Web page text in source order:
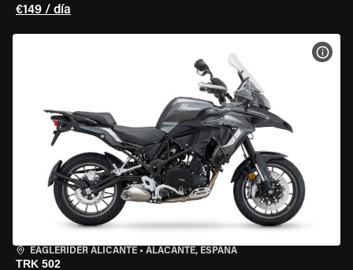
€149 / día
EAGLERIDER ALICANTE • ALACANTE, ESPAÑA
TRK 502
VER